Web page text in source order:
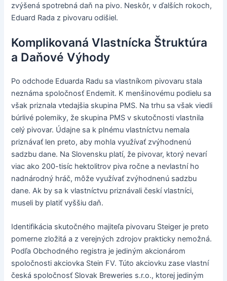
zvýšená spotrebná daň na pivo. Neskôr, v ďalších rokoch,
Eduard Rada z pivovaru odišiel.
Komplikovaná Vlastnícka Štruktúra
a Daňové Výhody
Po odchode Eduarda Radu sa vlastníkom pivovaru stala
neznáma spoločnosť Endemit. K menšinovému podielu sa
však priznala vtedajšia skupina PMS. Na trhu sa však viedli
búrlivé polemiky, že skupina PMS v skutočnosti vlastnila
celý pivovar. Údajne sa k plnému vlastníctvu nemala
priznávať len preto, aby mohla využívať zvýhodnenú
sadzbu dane. Na Slovensku platí, že pivovar, ktorý nevarí
viac ako 200-tisíc hektolitrov piva ročne a nevlastní ho
nadnárodný hráč, môže využívať zvýhodnenú sadzbu
dane. Ak by sa k vlastníctvu priznávali českí vlastníci,
museli by platiť vyššiu daň.
Identifikácia skutočného majiteľa pivovaru Steiger je preto
pomerne zložitá a z verejných zdrojov prakticky nemožná.
Podľa Obchodného registra je jediným akcionárom
spoločnosti akciovka Stein FV. Túto akciovku zase vlastní
česká spoločnosť Slovak Breweries s.r.o., ktorej jediným